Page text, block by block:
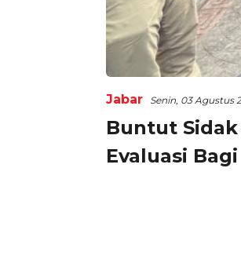
Jabar Senin, 03 Agustus
Buntut
Evaluasi